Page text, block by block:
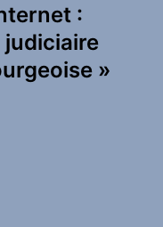
:
judiciaire
»